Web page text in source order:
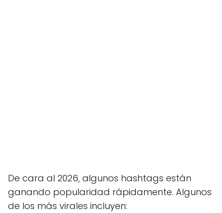
De cara al 2026, algunos hashtags están
ganando popularidad rápidamente. Algunos
de los más virales incluyen: